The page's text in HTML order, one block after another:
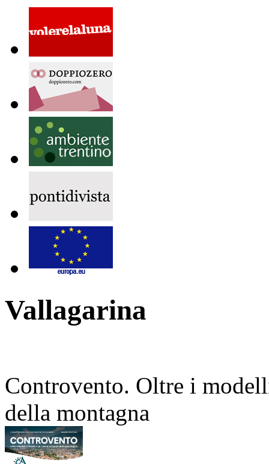
Vallagarina
Controvento. Oltre i
della montagna